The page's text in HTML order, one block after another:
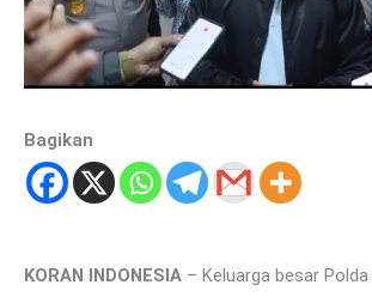
Bagikan
KORAN INDONESIA – Keluarga besar